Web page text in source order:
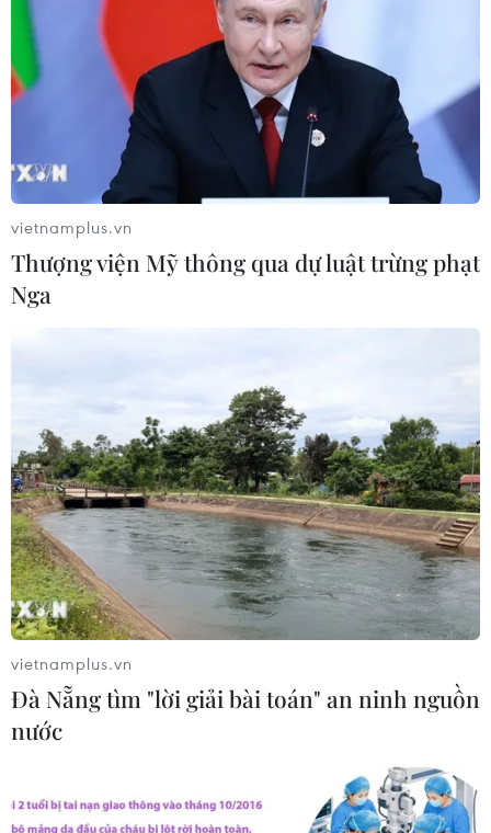
Hàn Quốc tái khẳng định mục tiêu
chung sống hòa bình với Triều Tiên
06/08/2026 15:33
Lở đất tại Philippines khiến ít nhất 4
người thiệt mạng
06/08/2026 15:06
Trung Quốc thử nghiệm tuyến tàu
cao tốc xuyên vùng đất đóng băng
vĩnh cửu
06/08/2026 12:35
Trung Quốc vận hành giàn phát điện
gió nổi đầu tiên chịu được bão cấp 17
06/08/2026 11:20
Hàn Quốc xác nhận Triều Tiên
phóng ít nhất 1 tên lửa đạn đạo tầm
06/08/2026 09:41
vietnamplus.vn
Thượng viện Mỹ thông qua dự luật trừng phạt
Nga
vietnamplus.vn
Đà Nẵng tìm "lời giải bài toán" an ninh nguồn
nước